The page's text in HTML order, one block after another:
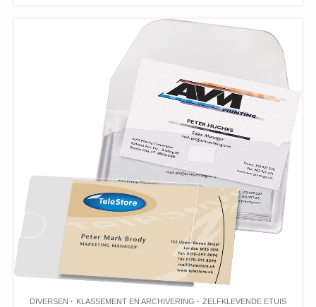
DIVERSEN KLASSEMENT EN ARCHIVERING ZELFKLEVENDE ETUIS